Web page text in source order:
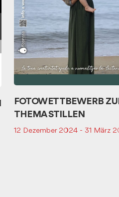
FOTOWETTBEWERB
THEMA STILLEN
12 Dezember 2024 - 31 März